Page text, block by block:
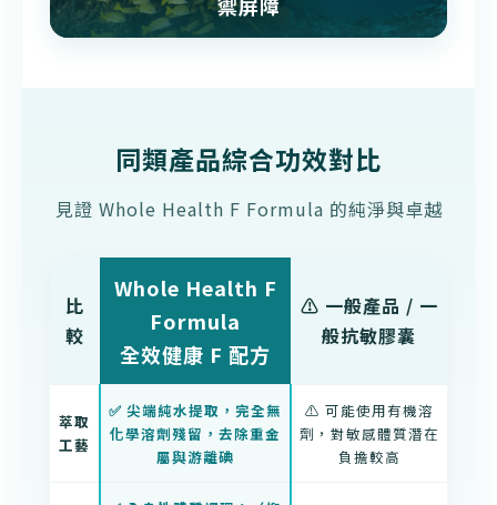
禦屏障
同類產品綜合功效對比
見證 Whole Health F Formula 的純淨與卓越
比
較
Whole Health F
Formula
全效健康 F 配方
⚠️ 一般產品 / 一
般抗敏膠囊
萃取
工藝
✅ 尖端純水提取，完全無
化學溶劑殘留，去除重金
屬與游離碘
⚠️ 可能使用有機溶
劑，對敏感體質潛在
負擔較高